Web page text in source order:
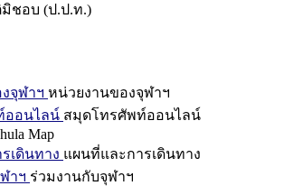
ชอบ (ป.ป.ท.)
จุฬาฯ หน่วยงานของจุฬาฯ
ออนไลน์ สมุดโทรศัพท์ออนไลน์
Map
เดินทาง แผนที่และการเดินทาง
าฯ ร่วมงานกับจุฬาฯ